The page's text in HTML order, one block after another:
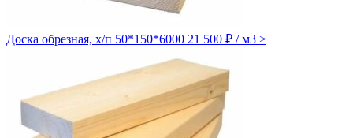
Доска обрезная, х/п 50*150*6000 21 500 ₽ / м3 >